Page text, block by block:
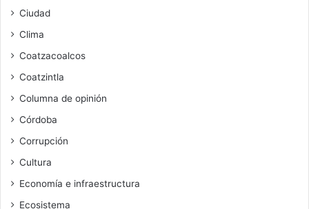
Ciudad
Clima
Coatzacoalcos
Coatzintla
Columna de opinión
Córdoba
Corrupción
Cultura
Economía e infraestructura
Ecosistema